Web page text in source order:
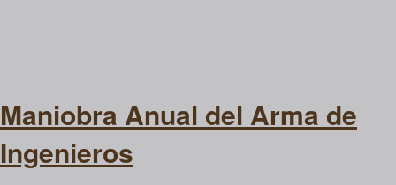
Maniobra Anual del Arma de
Ingenieros